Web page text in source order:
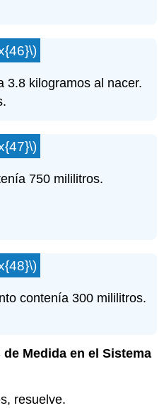
3.8 kilogramos al nacer.
750 mililitros.
contenía 300 mililitros.
Medida en el Sistema
resuelve.